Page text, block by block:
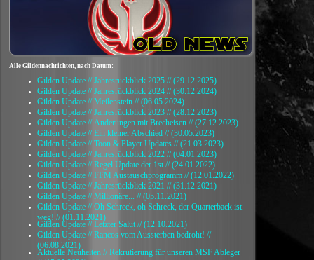
Alle Gildennachrichten, nach Datum:
Gilden Update // Jahresrückblick 2025 // (29.12.2025)
Gilden Update // Jahresrückblick 2024 // (30.12.2024)
Gilden Update // Meilenstein // (06.05.2024)
Gilden Update // Jahresrückblick 2023 // (28.12.2023)
Gilden Update // Änderungen mit Brecheisen // (27.12.2023)
Gilden Update // Ein kleiner Abschied // (30.05.2023)
Gilden Update // Toon & Player Updates // (21.03.2023)
Gilden Update // Jahresrückblick 2022 // (04.01.2023)
Gilden Update // Regel Update der 1st // (24.01.2022)
Gilden Update // FFM Austauschprogramm // (12.01.2022)
Gilden Update // Jahresrückblick 2021 // (31.12.2021)
Gilden Update // Millionäre... // (05.11.2021)
Gilden Update // Oh Schreck, oh Schreck, der Quarterback ist
weg! // (01.11.2021)
Gilden Update // Letzter Salut // (12.10.2021)
Gilden Update // Rancos vom Aussterben bedroht! //
(06.08.2021)
Aktuelle Neuheiten // Rekrutierung für unseren MSF Ableger